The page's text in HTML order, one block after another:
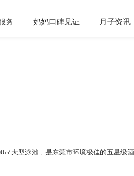
务 妈妈口碑见证 月子资讯
㎡大型泳池，是东莞市环境极佳的五星级酒